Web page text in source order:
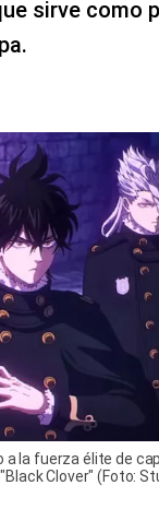
sirve como
a la fuerza élite de
Clover" (Foto: